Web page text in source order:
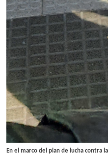
En el marco del plan de lucha contra